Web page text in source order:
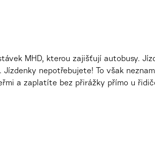
MHD, kterou zajišťují autobusy.
nepotřebujete! To však
a zaplatíte bez přirážky přímo u